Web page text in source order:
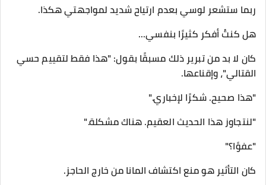
ربما ستشعر لوسي بعدم ارتياح شديد لمواجهتي هكذا.
هل كنتُ أفكر كثيرًا بنفسي...
كان لا بد من تبرير ذلك مسبقًا بقول: "هذا فقط لتقييم حسي
القتالي"، وإقناعها.
"هذا صحيح. شكرًا لإخباري."
"لنتجاوز هذا الحديث العقيم. هناك مشكلة."
"عفوًا؟"
كان التأثير هو منع اكتشاف المانا من خارج الحاجز.